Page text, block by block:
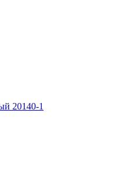
20140-1